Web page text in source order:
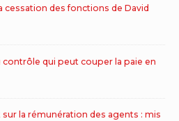
cessation des fonctions de David
qui peut couper la paie en
la rémunération des agents : mis